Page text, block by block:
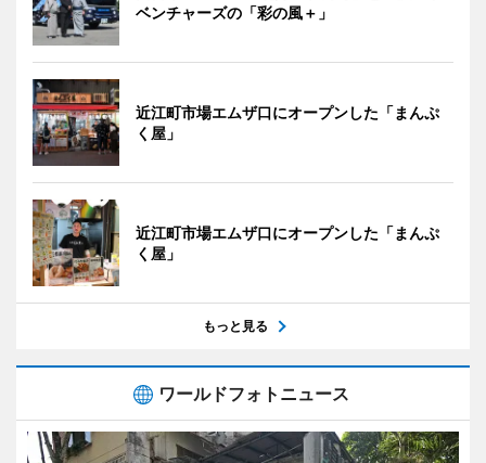
ベンチャーズの「彩の風＋」
近江町市場エムザ口にオープンした「まんぷ
く屋」
近江町市場エムザ口にオープンした「まんぷ
く屋」
もっと見る
ワールドフォトニュース